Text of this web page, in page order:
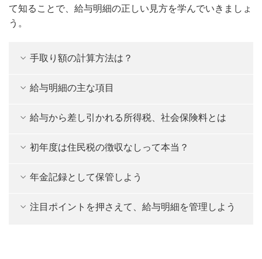
て知ることで、給与明細の正しい見方を学んでいきましょ
う。
手取り額の計算方法は？
給与明細の主な項目
給与から差し引かれる所得税、社会保険料とは
初年度は住民税の徴収なしって本当？
年金記録として保管しよう
注目ポイントを押さえて、給与明細を管理しよう